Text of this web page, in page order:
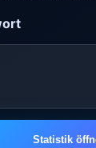
Statistik